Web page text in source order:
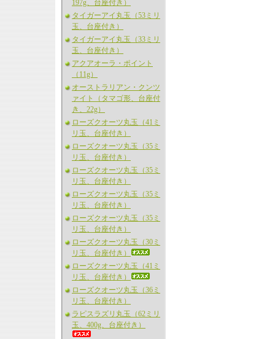
197g、台座付き）
タイガーアイ丸玉（53ミリ
玉、台座付き）
タイガーアイ丸玉（33ミリ
玉、台座付き）
アクアオーラ・ポイント
（11g）
オーストラリアン・クンツ
ァイト（タマゴ形、台座付
き、22g）
ローズクオーツ丸玉（41ミ
リ玉、台座付き）
ローズクオーツ丸玉（35ミ
リ玉、台座付き）
ローズクオーツ丸玉（35ミ
リ玉、台座付き）
ローズクオーツ丸玉（35ミ
リ玉、台座付き）
ローズクオーツ丸玉（35ミ
リ玉、台座付き）
ローズクオーツ丸玉（30ミ
リ玉、台座付き）
ローズクオーツ丸玉（41ミ
リ玉、台座付き）
ローズクオーツ丸玉（36ミ
リ玉、台座付き）
ラピスラズリ丸玉（62ミリ
玉、400g、台座付き）